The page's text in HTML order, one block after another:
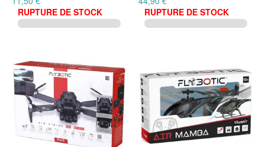
RUPTURE DE STOCK
RUPTURE DE STOCK